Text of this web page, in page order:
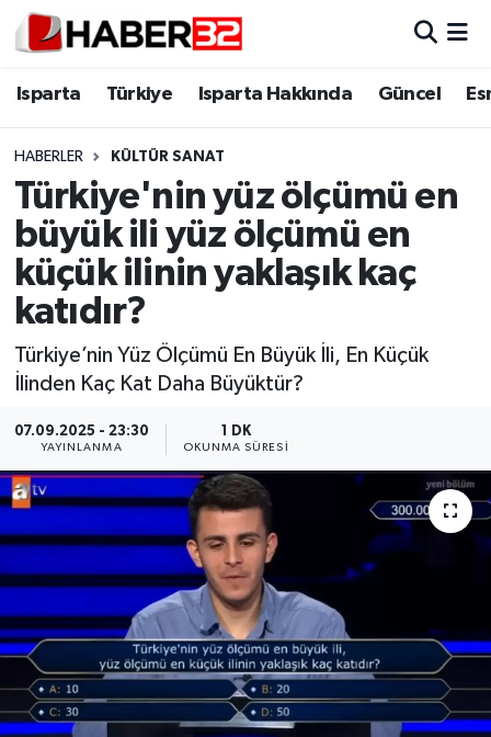
Isparta Türkiye Isparta Hakkında Güncel
HABERLER KÜLTÜR SANAT
Türkiye'nin yüz ölçümü en
büyük ili yüz ölçümü en
küçük ilinin yaklaşık kaç
katıdır?
Türkiye’nin Yüz Ölçümü En Büyük İli, En Küçük
İlinden Kaç Kat Daha Büyüktür?
07.09.2025 - 23:30
YAYINLANMA
1 DK
OKUNMA SÜRESI
Isparta
Esnaf Diyor ki;
ASAYİŞ
BİLİM VE TEKNOLOJİ
EĞİTİM
Güncel
HABERDE İNSAN
İlginç
KÜLTÜR SANAT
MAGAZİN
Isparta Nöbetçi Eczaneler
Isparta Trafik Yoğunluk Haritası
Süper Lig Puan Durumu ve Fikstür
Tüm Manşetler
Son Dakika Haberleri